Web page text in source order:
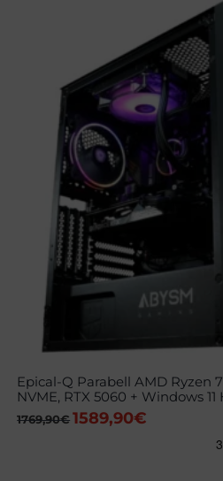
Epical-Q Parabell AMD Ryzen
NVME, RTX 5060 + Windows 11
1769,90€ El
1589,90€